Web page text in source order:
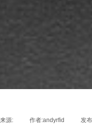
来源: 作者:andyrfid 发